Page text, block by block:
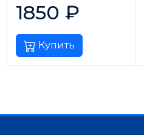
1850 ₽
Купить